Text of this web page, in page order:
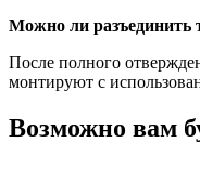
Можно ли разъединить
После полного
монтируют с
Возможно вам